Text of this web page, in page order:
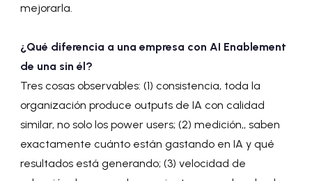
mejorarla.
¿Qué diferencia a una empresa con AI Enablement
de una sin él?
Tres cosas observables: (1) consistencia, toda la
organización produce outputs de IA con calidad
similar, no solo los power users; (2) medición,, saben
exactamente cuánto están gastando en IA y qué
resultados está generando; (3) velocidad de